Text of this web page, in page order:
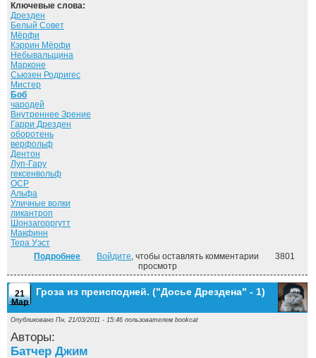
Ключевые слова:
Дрезден
Белый Совет
Мёрфи
Кэррин Мёрфи
Небывальщина
Марконе
Сьюзен Родригес
Мистер
Боб
чародей
Внутреннее Зрение
Гарри Дрезден
оборотень
верфольф
Дентон
Луп-Гару
гексенвольф
ОСР
Альфа
Уличные волки
ликантроп
Шонзагорргутт
Макфинн
Тера Уэст
Подробнее о Луна светит безумцам. ("Досье Дрездена" - 2)
Войдите, чтобы оставлять комментарии
3801
просмотр
21
Мар
Гроза из преисподней. ("Досье Дрездена" - 1)
Опубликовано Пн, 21/03/2011 - 15:46 пользователем bookcat
Авторы:
Батчер Джим